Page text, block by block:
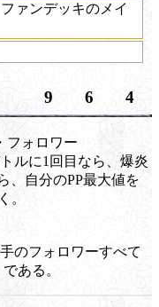
ァンデッキのメイ
9 6 4
フォロワー
ルに1回目なら、爆炎
、自分のPP最大値を
。
のフォロワーすべて
ある。